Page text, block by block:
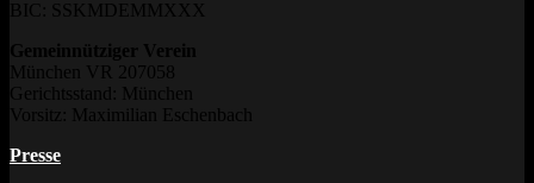
BIC: SSKMDEMMXXX
Gemeinnütziger Verein
München VR 207058
Gerichtsstand: München
Vorsitz: Maximilian Eschenbach
Presse